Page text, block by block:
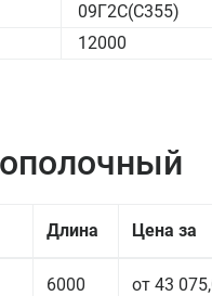
09Г2С(С355)
12000
Длина Цена за
6000 от 43